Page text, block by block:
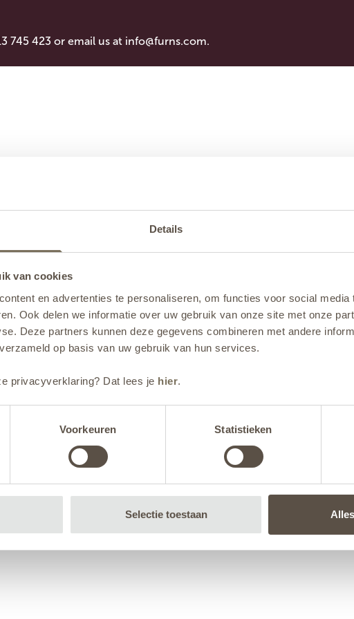
Details
van cookies
en advertenties te personaliseren, om functies voor social media
Ook delen we informatie over uw gebruik van onze site met onze
Deze partners kunnen deze gegevens combineren met andere
op basis van uw gebruik van hun services.
privacyverklaring? Dat lees je hier.
Voorkeuren Statistieken
Selectie toestaan
745 423 or email us at info@furns.com.